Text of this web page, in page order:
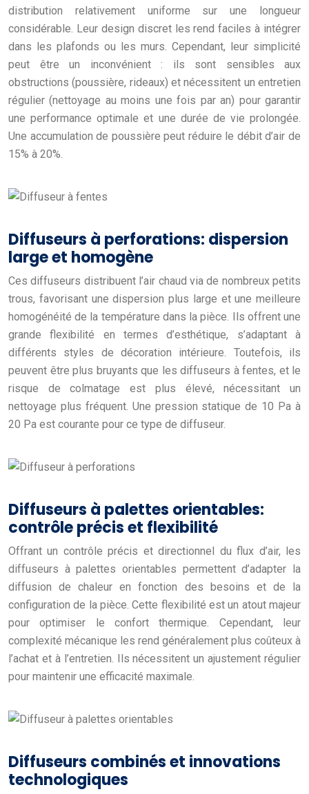
distribution relativement uniforme sur une longueur
considérable. Leur design discret les rend faciles à intégrer
dans les plafonds ou les murs. Cependant, leur simplicité
peut être un inconvénient : ils sont sensibles aux
obstructions (poussière, rideaux) et nécessitent un entretien
régulier (nettoyage au moins une fois par an) pour garantir
une performance optimale et une durée de vie prolongée.
Une accumulation de poussière peut réduire le débit d’air de
15% à 20%.
Diffuseurs à perforations: dispersion
large et homogène
Ces diffuseurs distribuent l’air chaud via de nombreux petits
trous, favorisant une dispersion plus large et une meilleure
homogénéité de la température dans la pièce. Ils offrent une
grande flexibilité en termes d’esthétique, s’adaptant à
différents styles de décoration intérieure. Toutefois, ils
peuvent être plus bruyants que les diffuseurs à fentes, et le
risque de colmatage est plus élevé, nécessitant un
nettoyage plus fréquent. Une pression statique de 10 Pa à
20 Pa est courante pour ce type de diffuseur.
Diffuseurs à palettes orientables:
contrôle précis et flexibilité
Offrant un contrôle précis et directionnel du flux d’air, les
diffuseurs à palettes orientables permettent d’adapter la
diffusion de chaleur en fonction des besoins et de la
configuration de la pièce. Cette flexibilité est un atout majeur
pour optimiser le confort thermique. Cependant, leur
complexité mécanique les rend généralement plus coûteux à
l’achat et à l’entretien. Ils nécessitent un ajustement régulier
pour maintenir une efficacité maximale.
Diffuseurs combinés et innovations
technologiques